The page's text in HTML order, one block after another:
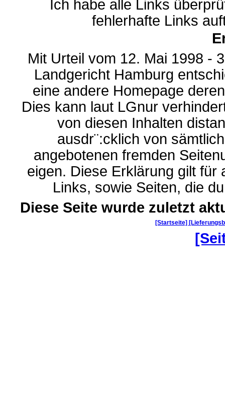
Ich habe alle Links
fehlerhafte Links
Mit Urteil vom 12. Mai 1998 -
Landgericht Hamburg
eine andere Homepage
Dies kann laut LGnur
von diesen Inhalten
ausdr¨:cklich von
angebotenen fremden
eigen. Diese Erklärung gilt für
Links, sowie Seiten, die
Diese Seite wurde zuletzt
[Startseite]